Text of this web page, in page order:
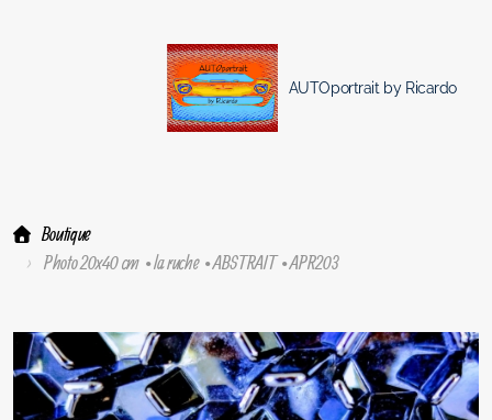
AUTOportrait by Ricardo
Boutique
Photo 20x40 cm • la ruche • ABSTRAIT • APR203